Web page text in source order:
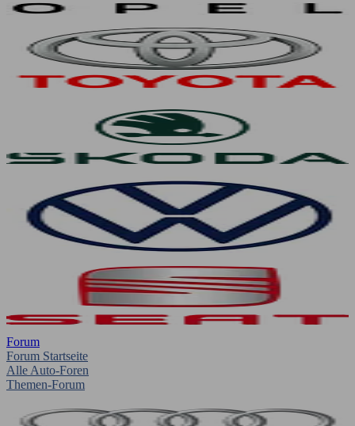
Forum
Forum Startseite
Alle Auto-Foren
Themen-Forum